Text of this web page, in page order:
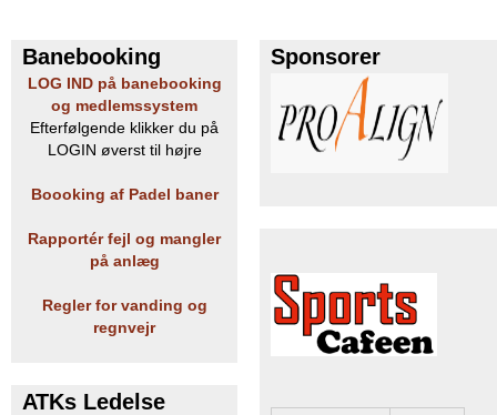
n
n
Banebooking
LOG IND på banebooking
og medlemssystem
Efterfølgende klikker du på
LOGIN øverst til højre
Boooking af Padel baner
Rapportér fejl og mangler
på anlæg
Regler for vanding og
regnvejr
ATKs Ledelse
Sponsorer